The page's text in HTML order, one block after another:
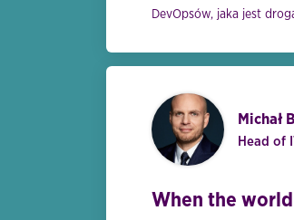
DevOpsów, jaka jest
Michał
Head of
When the